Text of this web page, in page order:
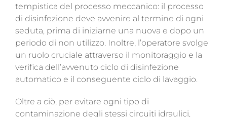
tempistica del processo meccanico: il processo
di disinfezione deve avvenire al termine di ogni
seduta, prima di iniziarne una nuova e dopo un
periodo di non utilizzo. Inoltre, l’operatore svolge
un ruolo cruciale attraverso il monitoraggio e la
verifica dell’avvenuto ciclo di disinfezione
automatico e il conseguente ciclo di lavaggio.
Oltre a ciò, per evitare ogni tipo di
contaminazione degli stessi circuiti idraulici,